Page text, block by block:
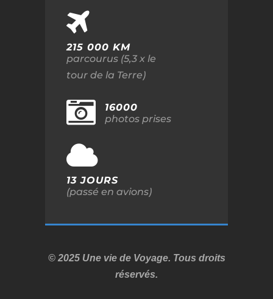
215 000 KM
parcourus (5,3 x le
tour de la Terre)
16000
photos prises
13 JOURS
(passé en avions)
© 2025 Une vie de Voyage. Tous droits
réservés.